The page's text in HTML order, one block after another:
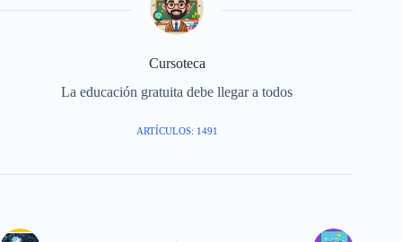
Cursoteca
La educación gratuita debe llegar a todos
ARTÍCULOS: 1491